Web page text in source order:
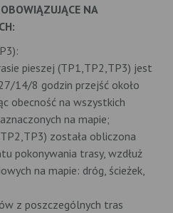
NA
pieszej (TP1,TP2,TP3) jest
14/8 godzin przejść około
obecność na wszystkich
na mapie;
została obliczona
pokonywania trasy, wzdłuż
na mapie: dróg, ścieżek,
z poszczególnych tras